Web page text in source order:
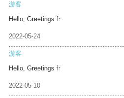
游客
Hello, Greetings fr
2022-05-24
游客
Hello, Greetings fr
2022-05-10